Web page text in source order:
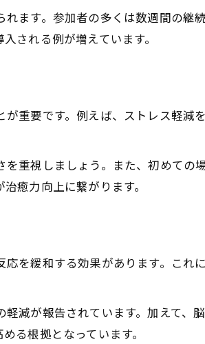
瞑想法
プ瞑想習慣
イント
ント
会探し
見つけ方
ます。参加者の多くは数週間の継
される例が増えています。
重要です。例えば、ストレス軽減
重視しましょう。また、初めての
癒力向上に繋がります。
を緩和する効果があります。これ
減が報告されています。加えて、
る根拠となっています。